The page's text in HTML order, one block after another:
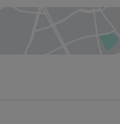
w nowej karcie